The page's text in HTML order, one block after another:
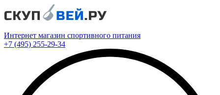
Интернет магазин спортивного питания
+7 (495) 255-29-34